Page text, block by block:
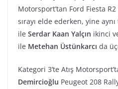
Motorsport’tan Ford Fiesta R2
sırayı elde ederken, yine
ile Serdar Kaan Yalçın ikinci
ile Metehan Üstünkarcı da
Kategori 3’te Atış
Demircioğlu Peugeot 208